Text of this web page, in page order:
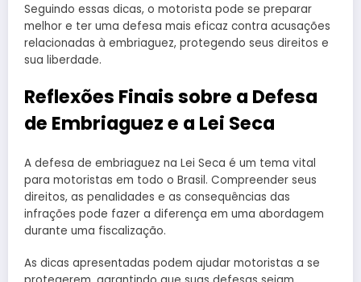
Seguindo essas dicas, o motorista pode se preparar
melhor e ter uma defesa mais eficaz contra acusações
relacionadas à embriaguez, protegendo seus direitos e
sua liberdade.
Reflexões Finais sobre a Defesa
de Embriaguez e a Lei Seca
A defesa de embriaguez na Lei Seca é um tema vital
para motoristas em todo o Brasil. Compreender seus
direitos, as penalidades e as consequências das
infrações pode fazer a diferença em uma abordagem
durante uma fiscalização.
As dicas apresentadas podem ajudar motoristas a se